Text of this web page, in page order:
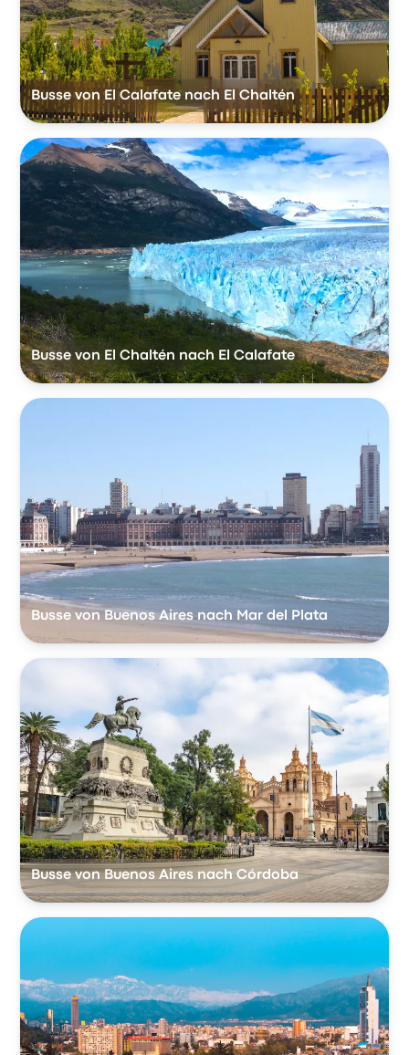
Busse von El Calafate nach El Chaltén
Busse von El Chaltén nach El Calafate
Busse von Buenos Aires nach Mar del Plata
Busse von Buenos Aires nach Córdoba